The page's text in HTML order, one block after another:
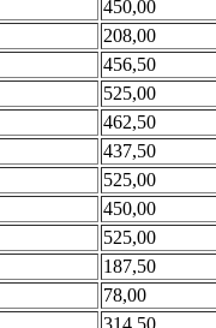
450,00
208,00
456,50
525,00
462,50
437,50
525,00
450,00
525,00
187,50
78,00
314,50